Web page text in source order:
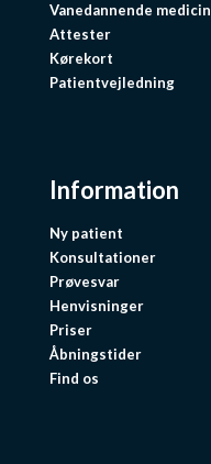
Vanedannende medicin
Attester
Kørekort
Patientvejledning
Information
Ny patient
Konsultationer
Prøvesvar
Henvisninger
Priser
Åbningstider
Find os